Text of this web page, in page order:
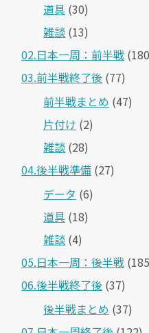
道具 (30)
雑談 (13)
02.日本一周：前半戦
03.前半戦終了後 (77)
前半戦まとめ (47)
片付け (2)
雑談 (28)
04.後半戦準備 (27)
データ (6)
道具 (18)
雑談 (4)
05.日本一周：後半戦
06.後半戦終了後 (37)
後半戦まとめ (37)